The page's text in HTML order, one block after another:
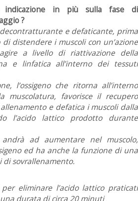
indicazione in più sulla fase di
?
e defaticante, prima
distendere i muscoli con un’azione
a livello di riattivazione della
e linfatica all’interno dei tessuti
l’ossigeno che ritorna all’interno
muscolatura, favorisce il recupero
e defatica i muscoli dalla
l’acido lattico prodotto durante
ad aumentare nel muscolo,
ed ha anche la funzione di una
di sovrallenamento.
eliminare l’acido lattico praticati
durata di circa 20 minuti